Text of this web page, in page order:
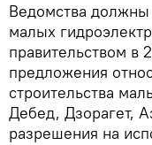
Ведомства должны
малых
правительством в
предложения
строительства
Дебед, Дзорагет,
разрешения на